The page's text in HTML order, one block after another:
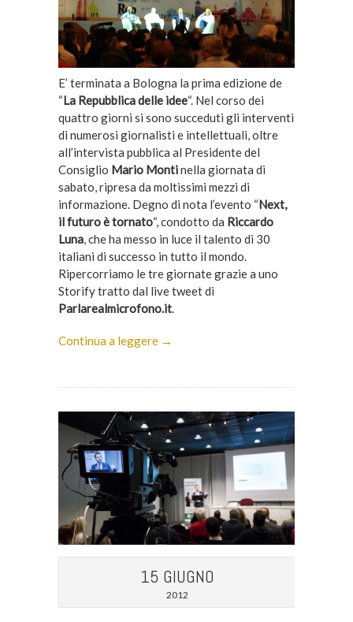
E’ terminata a Bologna la prima edizione de
“La Repubblica delle idee“. Nel corso dei
quattro giorni si sono succeduti gli interventi
di numerosi giornalisti e intellettuali, oltre
all’intervista pubblica al Presidente del
Consiglio Mario Montinella giornata di
sabato, ripresa da moltissimi mezzi di
informazione. Degno di nota l’evento “Next,
il futuro è tornato“, condotto da Riccardo
Luna, che ha messo in luce il talento di 30
italiani di successo in tutto il mondo.
Ripercorriamo le tre giornate grazie a uno
Storify tratto dal live tweet di
Parlarealmicrofono.it.
Continua a leggere →
15 GIUGNO
2012